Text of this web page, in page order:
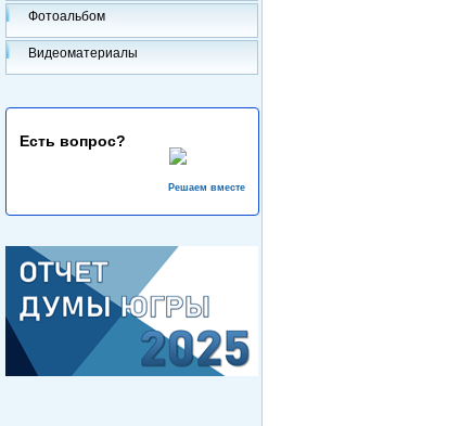
Фотоальбом
Видеоматериалы
Есть вопрос?
Решаем вместе